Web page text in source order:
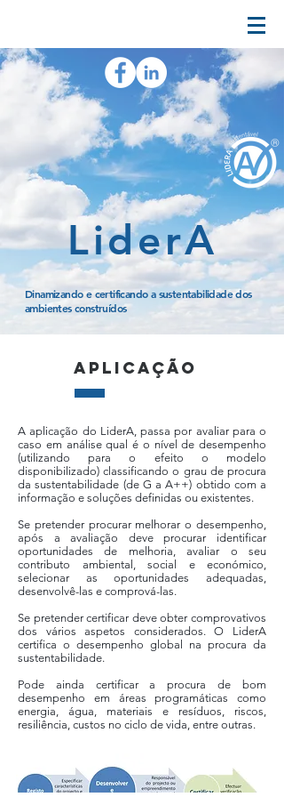
LiderA
Dinamizando e certificando a sustentabilidade dos
ambientes construídos
aplicação
A aplicação do LiderA, passa por avaliar para o
caso em análise qual é o nível de desempenho
(utilizando para o efeito o modelo
disponibilizado) classificando o grau de procura
da sustentabilidade (de G a A++) obtido com a
informação e soluções definidas ou existentes.
Se pretender procurar melhorar o desempenho,
após a avaliação deve procurar identificar
oportunidades de melhoria, avaliar o seu
contributo ambiental, social e económico,
selecionar as oportunidades adequadas,
desenvolvê-las e comprová-las.
Se pretender certificar deve obter comprovativos
dos vários aspetos considerados. O LiderA
certifica o desempenho global na procura da
sustentabilidade.
Pode ainda certificar a procura de bom
desempenho em áreas programáticas como
energia, água, materiais e resíduos, riscos,
resiliência, custos no ciclo de vida, entre outras.